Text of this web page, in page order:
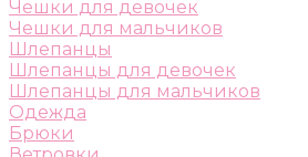
Чешки для девочек
Чешки для мальчиков
Шлепанцы
Шлепанцы для девочек
Шлепанцы для мальчиков
Одежда
Брюки